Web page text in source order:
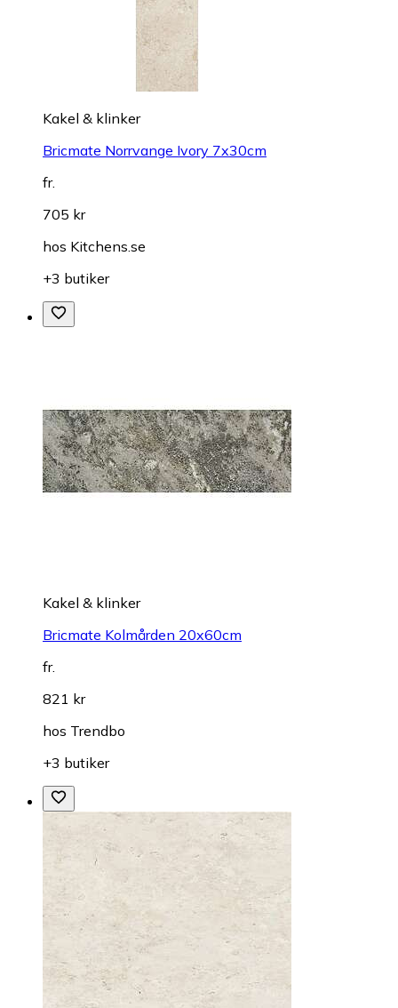
Kakel & klinker
Bricmate Norrvange Ivory 7x30cm
fr.
705 kr
hos Kitchens.se
+3 butiker
Kakel & klinker
Bricmate Kolmården 20x60cm
fr.
821 kr
hos Trendbo
+3 butiker